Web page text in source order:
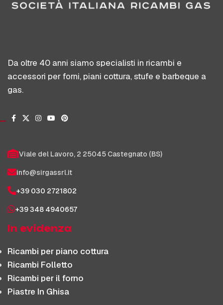
Da oltre 40 anni siamo specialisti in ricambi e
accessori per forni, piani cottura, stufe e barbeque a
gas.
Viale del Lavoro, 2 25045 Castegnato (BS)
info@sirgassrl.it
+39 030 2721802
+39 348 4940657
In evidenza
Ricambi per piano cottura
Ricambi Folletto
Ricambi per il forno
Piastre In Ghisa